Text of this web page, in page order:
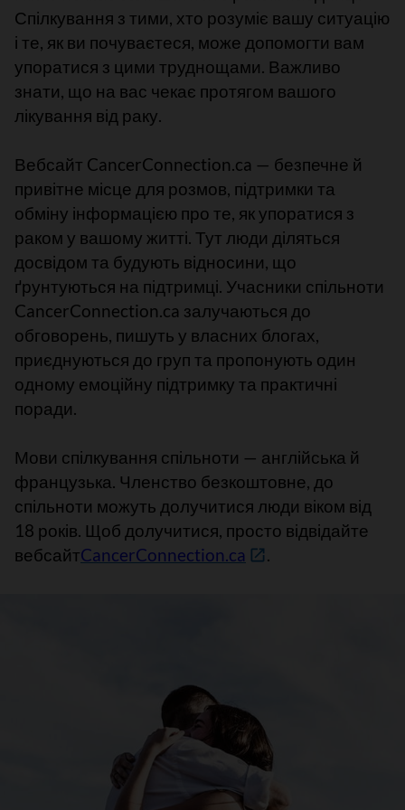
Спілкування з тими, хто розуміє вашу ситуацію
і те, як ви почуваєтеся, може допомогти вам
упоратися з цими труднощами. Важливо
знати, що на вас чекає протягом вашого
лікування від раку.
Вебсайт CancerConnection.ca — безпечне й
привітне місце для розмов, підтримки та
обміну інформацією про те, як упоратися з
раком у вашому житті. Тут люди діляться
досвідом та будують відносини, що
ґрунтуються на підтримці. Учасники спільноти
CancerConnection.ca залучаються до
обговорень, пишуть у власних блогах,
приєднуються до груп та пропонують один
одному емоційну підтримку та практичні
поради.
Мови спілкування спільноти — англійська й
французька. Членство безкоштовне, до
спільноти можуть долучитися люди віком від
18 років. Щоб долучитися, просто відвідайте
вебсайтCancerConnection.ca .